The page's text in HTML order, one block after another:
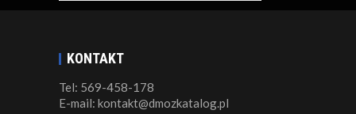
KONTAKT
Tel: 569-458-178
E-mail: kontakt@dmozkatalog.pl